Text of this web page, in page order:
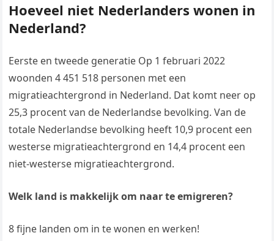
Hoeveel niet Nederlanders wonen in
Nederland?
Eerste en tweede generatie Op 1 februari 2022
woonden 4 451 518 personen met een
migratieachtergrond in Nederland. Dat komt neer op
25,3 procent van de Nederlandse bevolking. Van de
totale Nederlandse bevolking heeft 10,9 procent een
westerse migratieachtergrond en 14,4 procent een
niet-westerse migratieachtergrond.
Welk land is makkelijk om naar te emigreren?
8 fijne landen om in te wonen en werken!